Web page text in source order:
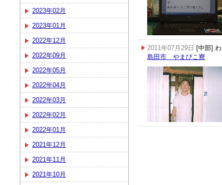
2023年02月
2023年01月
2022年12月
2022年09月
2022年05月
2022年04月
2022年03月
2022年02月
2022年01月
2021年12月
2021年11月
2021年10月
2011年07月29日 [中部]
島田市 やまびこ寮